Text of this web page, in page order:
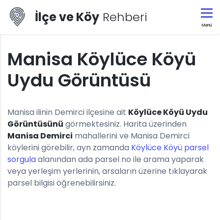
İlçe ve Köy Rehberi
Menü
Manisa Köylüce Köyü
Uydu Görüntüsü
Manisa ilinin Demirci ilçesine ait Köylüce Köyü Uydu
Görüntüsünü görmektesiniz. Harita üzerinden
Manisa Demirci mahallerini ve Manisa Demirci
köylerini görebilir, ayn zamanda Köylüce Köyü parsel
sorgulaalanından ada parsel no ile arama yaparak
veya yerleşim yerlerinin, arsaların üzerine tıklayarak
parsel bilgisi öğrenebilirsiniz.